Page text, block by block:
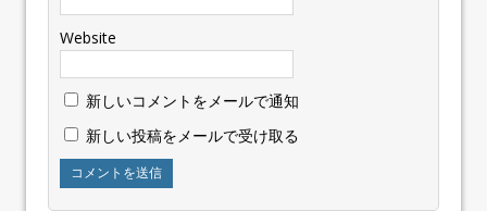
Website
新しいコメントをメールで通知
新しい投稿をメールで受け取る